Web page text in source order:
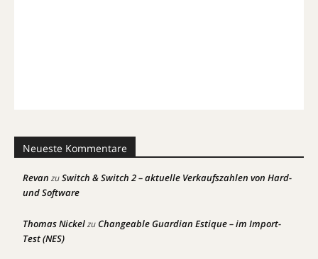
Neueste Kommentare
Revan zuSwitch & Switch 2 – aktuelle Verkaufszahlen von Hard-
und Software
Thomas NickelzuChangeable Guardian Estique – im Import-
Test (NES)